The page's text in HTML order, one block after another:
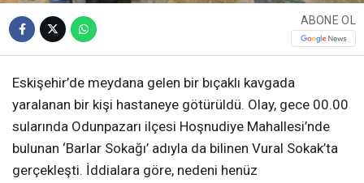
ABONE OL
Eskişehir’de meydana gelen bir bıçaklı kavgada
yaralanan bir kişi hastaneye götürüldü. Olay, gece 00.00
sularında Odunpazarı ilçesi Hoşnudiye Mahallesi’nde
bulunan ‘Barlar Sokağı’ adıyla da bilinen Vural Sokak’ta
gerçekleşti. İddialara göre, nedeni henüz